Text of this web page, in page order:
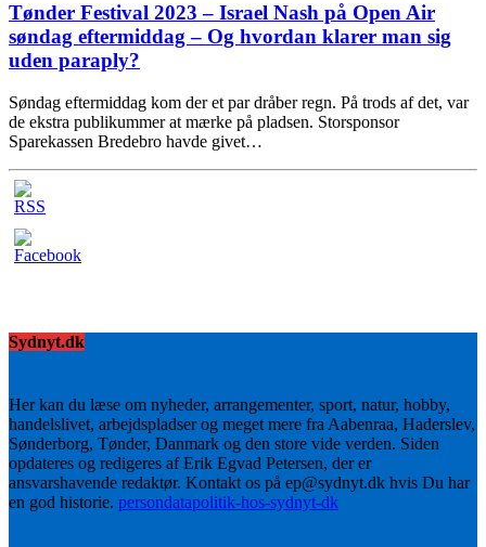
Tønder Festival 2023 – Israel Nash på Open Air
søndag eftermiddag – Og hvordan klarer man sig
uden paraply?
Søndag eftermiddag kom der et par dråber regn. På trods af det, var
de ekstra publikummer at mærke på pladsen. Storsponsor
Sparekassen Bredebro havde givet…
Sydnyt.dk
Her kan du læse om nyheder, arrangementer, sport, natur, hobby,
handelslivet, arbejdspladser og meget mere fra Aabenraa, Haderslev,
Sønderborg, Tønder, Danmark og den store vide verden. Siden
opdateres og redigeres af Erik Egvad Petersen, der er
ansvarshavende redaktør. Kontakt os på ep@sydnyt.dk hvis Du har
en god historie. persondatapolitik-hos-sydnyt-dk